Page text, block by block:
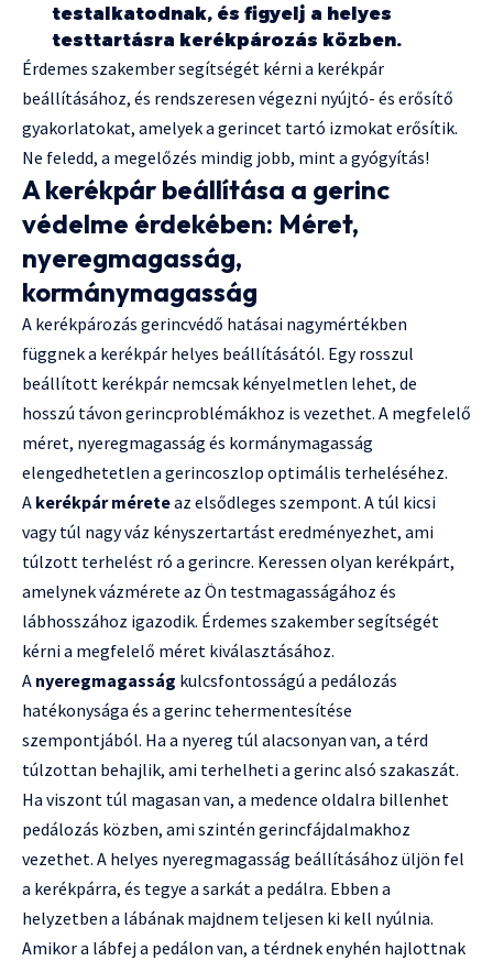
testalkatodnak, és figyelj a helyes
testtartásra kerékpározás közben.
Érdemes szakember segítségét kérni a kerékpár
beállításához, és rendszeresen végezni nyújtó- és erősítő
gyakorlatokat, amelyek a gerincet tartó izmokat erősítik.
Ne feledd, a megelőzés mindig jobb, mint a gyógyítás!
A kerékpár beállítása a gerinc
védelme érdekében: Méret,
nyeregmagasság,
kormánymagasság
A kerékpározás gerincvédő hatásai nagymértékben
függnek a kerékpár helyes beállításától. Egy rosszul
beállított kerékpár nemcsak kényelmetlen lehet, de
hosszú távon gerincproblémákhoz is vezethet. A megfelelő
méret, nyeregmagasság és kormánymagasság
elengedhetetlen a gerincoszlop optimális terheléséhez.
A kerékpár méreteaz elsődleges szempont. A túl kicsi
vagy túl nagy váz kényszertartást eredményezhet, ami
túlzott terhelést ró a gerincre. Keressen olyan kerékpárt,
amelynek vázmérete az Ön testmagasságához és
lábhosszához igazodik. Érdemes szakember segítségét
kérni a megfelelő méret kiválasztásához.
A nyeregmagasság kulcsfontosságú a pedálozás
hatékonysága és a gerinc tehermentesítése
szempontjából. Ha a nyereg túl alacsonyan van, a térd
túlzottan behajlik, ami terhelheti a gerinc alsó szakaszát.
Ha viszont túl magasan van, a medence oldalra billenhet
pedálozás közben, ami szintén gerincfájdalmakhoz
vezethet. A helyes nyeregmagasság beállításához üljön fel
a kerékpárra, és tegye a sarkát a pedálra. Ebben a
helyzetben a lábának majdnem teljesen ki kell nyúlnia.
Amikor a lábfej a pedálon van, a térdnek enyhén hajlottnak